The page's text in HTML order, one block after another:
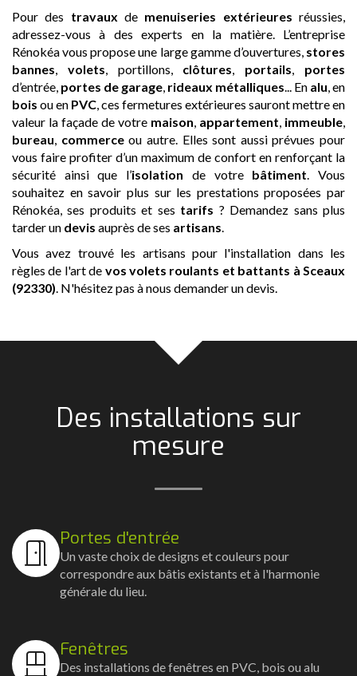
Pour des travaux de menuiseries extérieures réussies,
adressez-vous à des experts en la matière. L’entreprise
Rénokéa vous propose une large gamme d’ouvertures, stores
bannes, volets, portillons, clôtures, portails, portes
d’entrée, portes de garage, rideaux métalliques... En alu, en
bois ou en PVC, ces fermetures extérieures sauront mettre en
valeur la façade de votre maison, appartement, immeuble,
bureau, commerceou autre. Elles sont aussi prévues pour
vous faire profiter d’un maximum de confort en renforçant la
sécurité ainsi que l’isolation de votre bâtiment. Vous
souhaitez en savoir plus sur les prestations proposées par
Rénokéa, ses produits et ses tarifs ? Demandez sans plus
tarder un devis auprès de ses artisans.
Vous avez trouvé les artisans pour l'installation dans les
règles de l'art de vos volets roulants et battants à Sceaux
(92330). N'hésitez pas à nous demander un devis.
Des installations sur
mesure
Portes d'entrée
Un vaste choix de designs et couleurs pour
correspondre aux bâtis existants et à l'harmonie
générale du lieu.
Fenêtres
Des installations de fenêtres en PVC, bois ou alu